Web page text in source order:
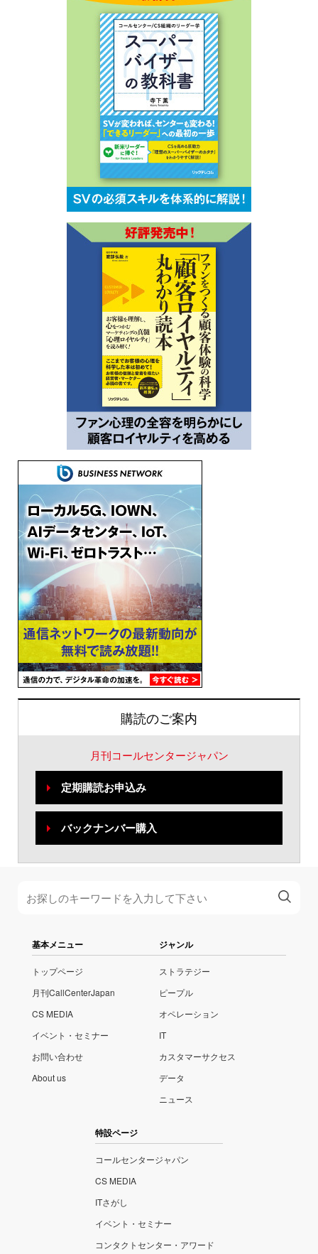
購読のご案内
月刊コールセンタージャパン
定期購読お申込み
バックナンバー購入
基本メニュー
トップページ
月刊CallCenterJapan
CS MEDIA
イベント・セミナー
お問い合わせ
About us
ジャンル
ストラテジー
ピープル
オペレーション
IT
カスタマーサクセス
データ
ニュース
特設ページ
コールセンタージャパン
CS MEDIA
ITさがし
イベント・セミナー
コンタクトセンター・アワード